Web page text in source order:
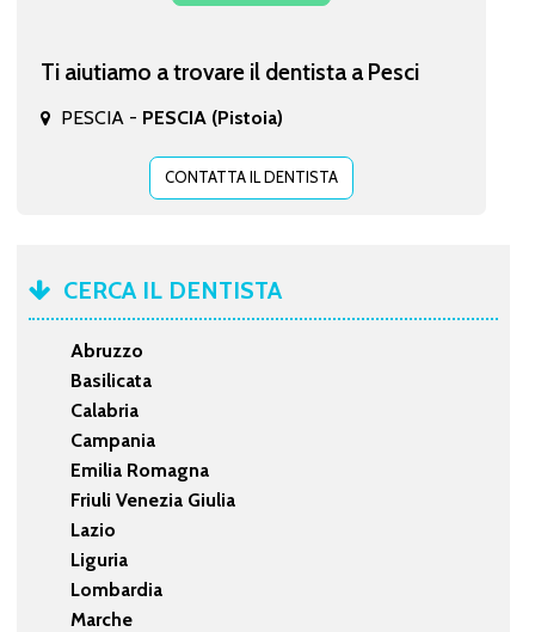
Ti aiutiamo a trovare il dentista a Pesci
PESCIA - PESCIA (Pistoia)
CONTATTA IL DENTISTA
CERCA IL DENTISTA
Abruzzo
Basilicata
Calabria
Campania
Emilia Romagna
Friuli Venezia Giulia
Lazio
Liguria
Lombardia
Marche